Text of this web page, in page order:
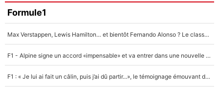
Formule1
Max Verstappen, Lewis Hamilton… et bientôt Fernando Alonso ? Le classement des pilotes les mieux payés en Formule 1 risque de changer !
F1 - Alpine signe un accord «impensable» et va entrer dans une nouvelle dimension : Grande nouvelle pour Pierre Gasly !
F1 : « Je lui ai fait un câlin, puis j’ai dû partir...», le témoignage émouvant de Max Verstappen sur sa fille